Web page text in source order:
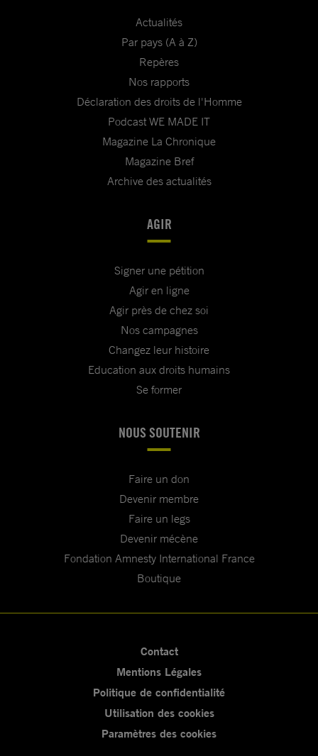
Actualités
Par pays (A à Z)
Repères
Nos rapports
Déclaration des droits de l'Homme
Podcast WE MADE IT
Magazine La Chronique
Magazine Bref
Archive des actualités
AGIR
Signer une pétition
Agir en ligne
Agir près de chez soi
Nos campagnes
Changez leur histoire
Education aux droits humains
Se former
NOUS SOUTENIR
Faire un don
Devenir membre
Faire un legs
Devenir mécène
Fondation Amnesty International France
Boutique
Contact
Mentions Légales
Politique de confidentialité
Utilisation des cookies
Paramètres des cookies